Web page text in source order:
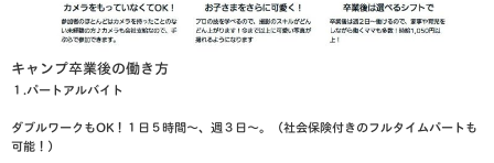
キャンプ卒業後の働き方
１.パートアルバイト
ダブルワークもOK！１日５時間〜、週３日〜。（社会保険付きのフルタイムパートも
可能！）